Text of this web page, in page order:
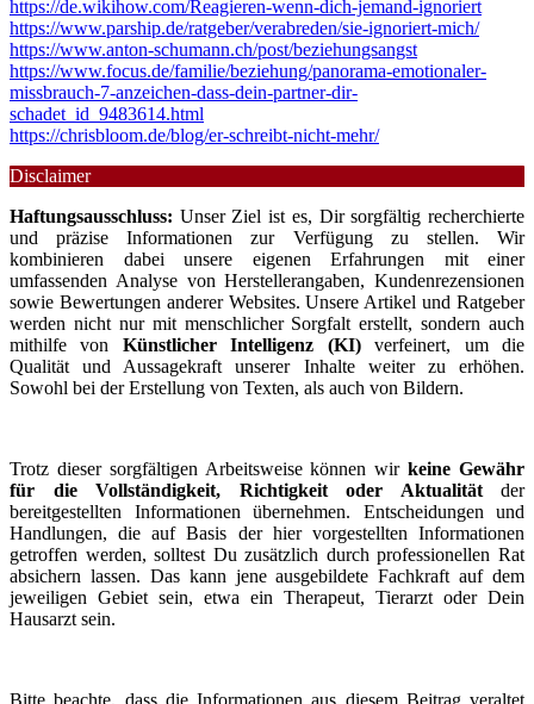
https://de.wikihow.com/Reagieren-wenn-dich-jemand-ignoriert
https://www.parship.de/ratgeber/verabreden/sie-ignoriert-mich/
https://www.anton-schumann.ch/post/beziehungsangst
https://www.focus.de/familie/beziehung/panorama-emotionaler-
missbrauch-7-anzeichen-dass-dein-partner-dir-
schadet_id_9483614.html
https://chrisbloom.de/blog/er-schreibt-nicht-mehr/
Disclaimer
Haftungsausschluss: Unser Ziel ist es, Dir sorgfältig recherchierte
und präzise Informationen zur Verfügung zu stellen. Wir
kombinieren dabei unsere eigenen Erfahrungen mit einer
umfassenden Analyse von Herstellerangaben, Kundenrezensionen
sowie Bewertungen anderer Websites. Unsere Artikel und Ratgeber
werden nicht nur mit menschlicher Sorgfalt erstellt, sondern auch
mithilfe von Künstlicher Intelligenz (KI)verfeinert, um die
Qualität und Aussagekraft unserer Inhalte weiter zu erhöhen.
Sowohl bei der Erstellung von Texten, als auch von Bildern.
Trotz dieser sorgfältigen Arbeitsweise können wirkeine Gewähr
für die Vollständigkeit, Richtigkeit oder Aktualitätder
bereitgestellten Informationen übernehmen. Entscheidungen und
Handlungen, die auf Basis der hier vorgestellten Informationen
getroffen werden, solltest Du zusätzlich durch professionellen Rat
absichern lassen. Das kann jene ausgebildete Fachkraft auf dem
jeweiligen Gebiet sein, etwa ein Therapeut, Tierarzt oder Dein
Hausarzt sein.